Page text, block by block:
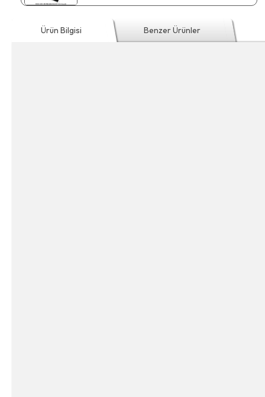
Ürün Bilgisi Benzer Ürünler